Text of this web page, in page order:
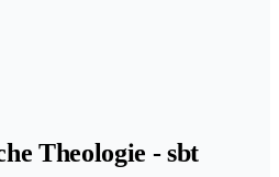
Theologie - sbt